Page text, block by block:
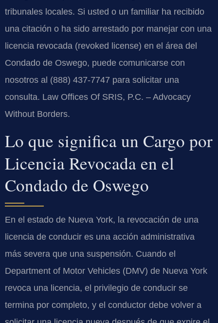
tribunales locales. Si usted o un familiar ha recibido
una citación o ha sido arrestado por manejar con una
licencia revocada (revoked license) en el área del
Condado de Oswego, puede comunicarse con
nosotros al (888) 437-7747 para solicitar una
consulta. Law Offices Of SRIS, P.C. – Advocacy
Without Borders.
Lo que significa un Cargo por
Licencia Revocada en el
Condado de Oswego
En el estado de Nueva York, la revocación de una
licencia de conducir es una acción administrativa
más severa que una suspensión. Cuando el
Department of Motor Vehicles (DMV) de Nueva York
revoca una licencia, el privilegio de conducir se
termina por completo, y el conductor debe volver a